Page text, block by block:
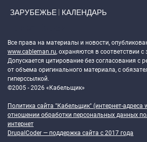
ЗАРУБЕЖЬЕ КАЛЕНДАРЬ
Все права на материалы и новости,
www.cableman.ru, охраняются в соответствии
Допускается цитирование без согласования с
от объема оригинального материала, с
гиперссылкой.
©2005 - 2026 «Кабельщик»
Политика сайта "Кабельщик" (интернет-адреса
отношении обработки персональных данных
интернет
DrupalCoder — поддержка сайта c 2017 года